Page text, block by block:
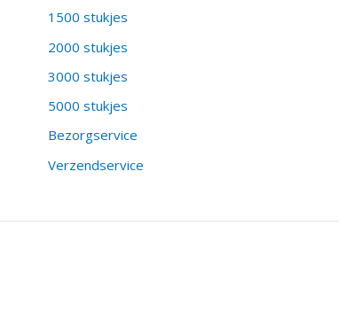
1500 stukjes
2000 stukjes
3000 stukjes
5000 stukjes
Bezorgservice
Verzendservice